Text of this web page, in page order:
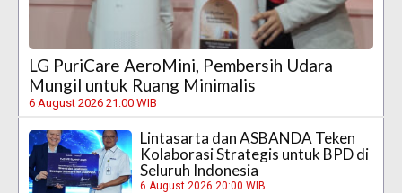
LG PuriCare AeroMini, Pembersih Udara
Mungil untuk Ruang Minimalis
6 August 2026 21:00 WIB
Lintasarta dan ASBANDA Teken
Kolaborasi Strategis untuk BPD di
Seluruh Indonesia
6 August 2026 20:00 WIB